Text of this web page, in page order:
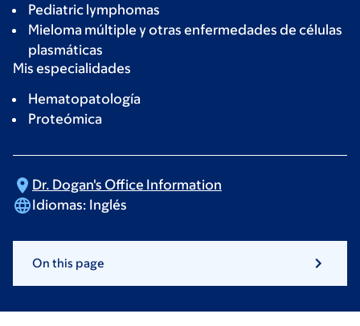
Pediatric lymphomas
Mieloma múltiple y otras enfermedades de células
plasmáticas
Mis especialidades
Hematopatología
Proteómica
Dr. Dogan's Office Information
Idiomas: Inglés
On this page